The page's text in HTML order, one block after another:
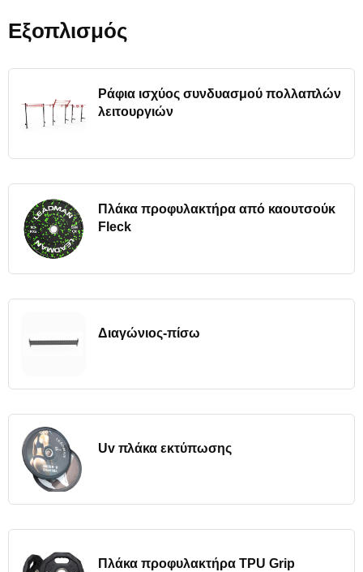
Εξοπλισμός
Ράφια ισχύος συνδυασμού πολλαπλών
λειτουργιών
Πλάκα προφυλακτήρα από καουτσούκ
Fleck
Διαγώνιος-πίσω
Uv πλάκα εκτύπωσης
Πλάκα προφυλακτήρα TPU Grip